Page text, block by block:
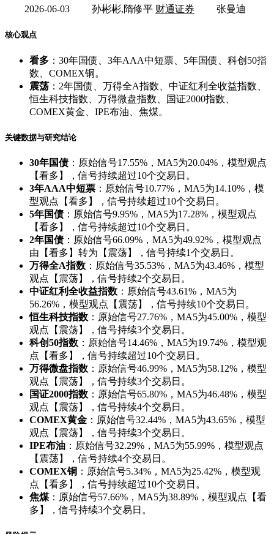
2026-06-03 孙彬彬,隋修平 财通证券 张曼迪
核心观点
看多 ：30年国债、3年AAA中短票、5年国债、科创50指
数、COMEX铜。
震荡 ：2年国债、万得全A指数、中证红利全收益指数、
恒生科技指数、万得微盘指数、国证2000指数、
COMEX黄金、IPE布油、焦煤。
关键数据与研究结论
30年国债：原始信号17.55%，MA5为20.04%，模型观点
【看多】，信号持续超过10个交易日。
3年AAA中短票 ：原始信号10.77%，MA5为14.10%，模
型观点【看多】，信号持续超过10个交易日。
5年国债：原始信号9.95%，MA5为17.28%，模型观点
【看多】，信号持续超过10个交易日。
2年国债：原始信号66.09%，MA5为49.92%，模型观点
由【看多】转为【震荡】，信号持续1个交易日。
万得全A指数 ：原始信号35.53%，MA5为43.46%，模型
观点【震荡】，信号持续2个交易日。
中证红利全收益指数 ：原始信号43.61%，MA5为
56.26%，模型观点【震荡】，信号持续10个交易日。
恒生科技指数 ：原始信号27.76%，MA5为45.00%，模型
观点【震荡】，信号持续3个交易日。
科创50指数 ：原始信号14.46%，MA5为19.74%，模型观
点【看多】，信号持续超过10个交易日。
万得微盘指数 ：原始信号46.99%，MA5为58.12%，模型
观点【震荡】，信号持续3个交易日。
国证2000指数 ：原始信号65.80%，MA5为46.48%，模型
观点【震荡】，信号持续4个交易日。
COMEX黄金 ：原始信号32.44%，MA5为43.65%，模型
观点【震荡】，信号持续3个交易日。
IPE布油 ：原始信号32.29%，MA5为55.99%，模型观点
【震荡】，信号持续4个交易日。
COMEX铜 ：原始信号5.34%，MA5为25.42%，模型观
点【看多】，信号持续超过10个交易日。
焦煤：原始信号57.66%，MA5为38.89%，模型观点【看
多】，信号持续3个交易日。